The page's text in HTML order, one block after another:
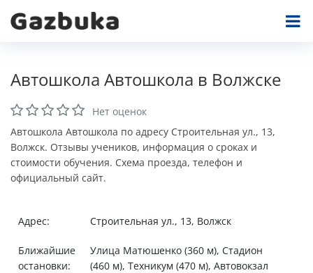
Автошкола Автошкола в Волжске
Нет оценок
Автошкола Автошкола по адресу Строительная ул., 13,
Волжск. Отзывы учеников, информация о сроках и
стоимости обучения. Схема проезда, телефон и
официальный сайт.
Адрес: Строительная ул., 13, Волжск
Ближайшие
остановки:
Улица Матюшенко (360 м), Стадион
(460 м), Техникум (470 м), Автовокзал